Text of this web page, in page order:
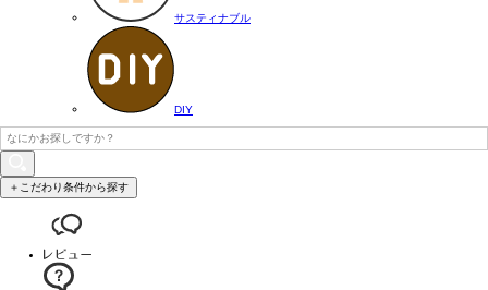
サスティナブル
DIY
＋こだわり条件から探す